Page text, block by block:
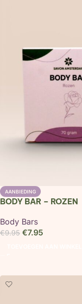
AANBIEDING
BODY BAR – ROZEN
Body Bars
€9.95 €7.95